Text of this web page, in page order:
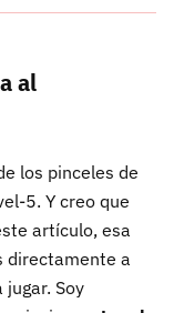
al
los pinceles de
5. Y creo que
artículo, esa
directamente a
Soy